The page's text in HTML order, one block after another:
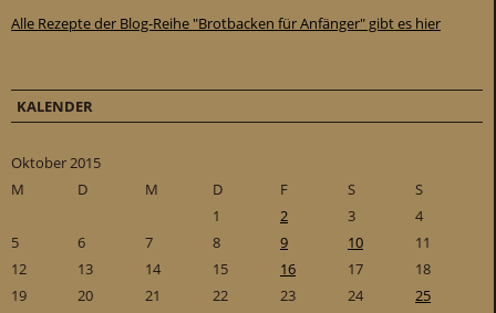
Alle Rezepte der Blog-Reihe "Brotbacken für Anfänger" gibt es hier
KALENDER
Oktober 2015
M
D M D F S
S
1
2 3
4
5
6 7 8 9 10
11
12
13 14 15 16 17
18
19
20 21 22 23 24
25